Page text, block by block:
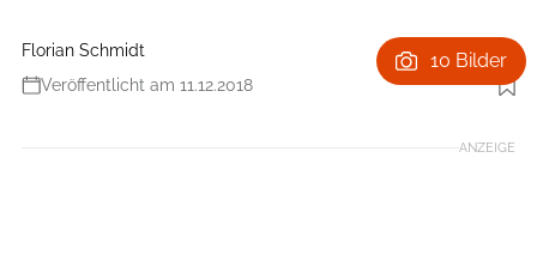
Florian Schmidt
Veröffentlicht am 11.12.2018
Foto: Hersteller
10 Bilder
ANZEIGE